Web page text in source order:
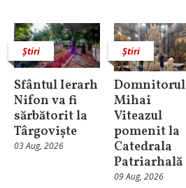
Știri
Sfântul Ierarh
Nifon va fi
sărbătorit la
Târgoviște
03 Aug, 2026
Știri
Domnitorul
Mihai
Viteazul
pomenit la
Catedrala
Patriarhală
09 Aug, 2026